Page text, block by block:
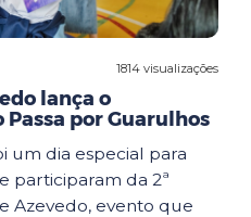
1814 visualizações
lança o
por Guarulhos
um dia especial para
participaram da 2ª
Azevedo, evento que